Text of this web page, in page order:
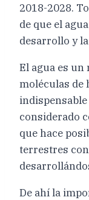
2018-2028.
de que el
desarrollo y
El agua es
moléculas de
considerado
que hace
terrestres
De ahí la